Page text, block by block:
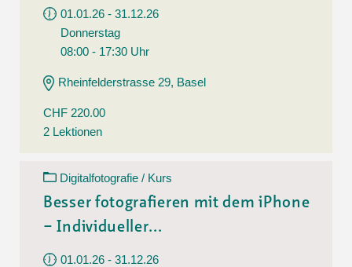
01.01.26 - 31.12.26
Donnerstag
08:00 - 17:30 Uhr
Rheinfelderstrasse 29, Basel
CHF 220.00
2 Lektionen
Digitalfotografie / Kurs
Besser fotografieren mit dem iPhone
– Individueller...
01.01.26 - 31.12.26